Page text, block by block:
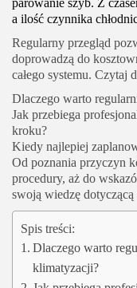
parowanie szyb. Z
a ilość czynnika
Regularny przegląd
doprowadzą do
całego systemu. Czytaj
Dlaczego warto
Jak przebiega
kroku?
Kiedy najlepiej
Od poznania przyczyn
procedury, aż do
swoją wiedzę
Spis treści:
Dlaczego warto
klimatyzacji?